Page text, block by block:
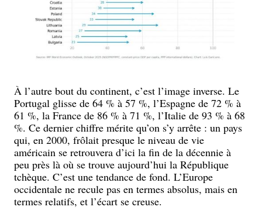
À l’autre bout du continent, c’est l’image inverse. Le
Portugal glisse de 64 % à 57 %, l’Espagne de 72 % à
61 %, la France de 86 % à 71 %, l’Italie de 93 % à 68
%. Ce dernier chiffre mérite qu’on s’y arrête : un pays
qui, en 2000, frôlait presque le niveau de vie
américain se retrouvera d’ici la fin de la décennie à
peu près là où se trouve aujourd’hui la République
tchèque. C’est une tendance de fond. L’Europe
occidentale ne recule pas en termes absolus, mais en
termes relatifs, et l’écart se creuse.